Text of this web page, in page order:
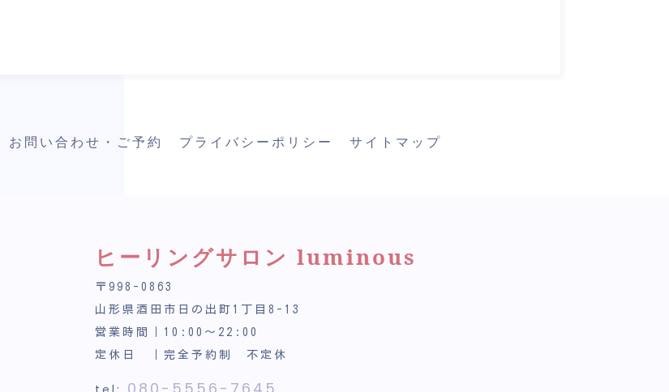
お問い合わせ・ご予約 プライバシーポリシー サイトマップ
ヒーリングサロン luminous
〒998-0863
山形県酒田市日の出町1丁目8-13
営業時間｜10:00～22:00
定休日 ｜完全予約制 不定休